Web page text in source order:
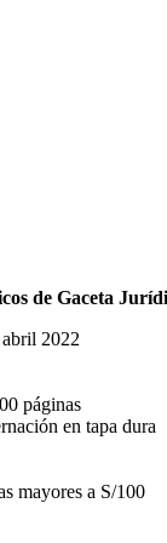
de Gaceta
2022
páginas
en tapa dura
mayores a S/100